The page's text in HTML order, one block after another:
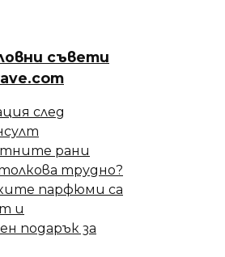
съвети
след
рани
трудно?
парфюми са
и
подарък за